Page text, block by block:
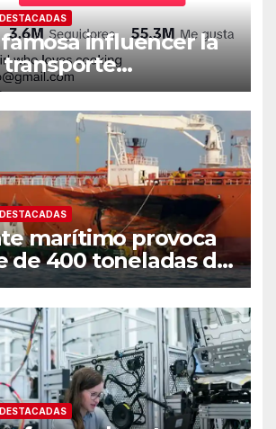
DESTACADAS
influencer la
DESTACADAS
marítimo provoca
de 400 toneladas de
en las costas de
DESTACADAS